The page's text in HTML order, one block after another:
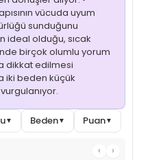
vücuda uyum
sunduğunu
ideal olduğu, sıcak
birçok olumlu yorum
dikkat edilmesi
iki beden küçük
▼ Beden▼ Puan▼
‹ ›